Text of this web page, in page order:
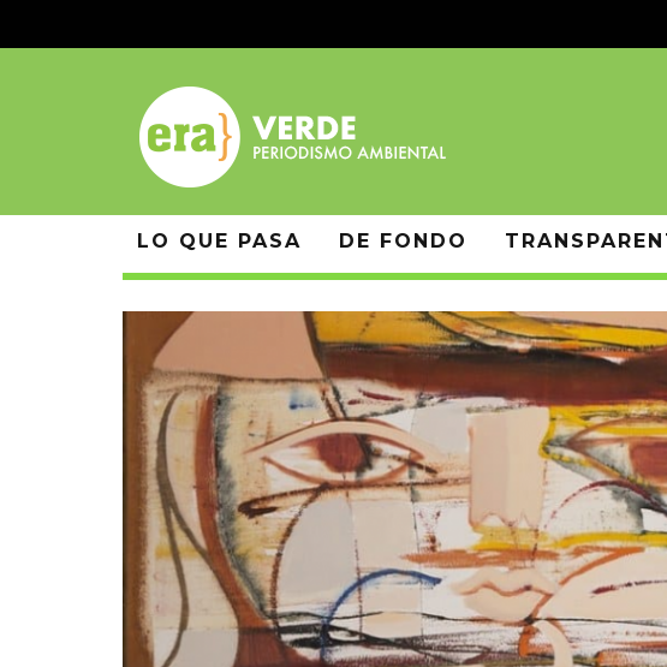
LO QUE PASA DE FONDO